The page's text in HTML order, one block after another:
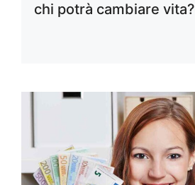
chi potrà cambiare vita?